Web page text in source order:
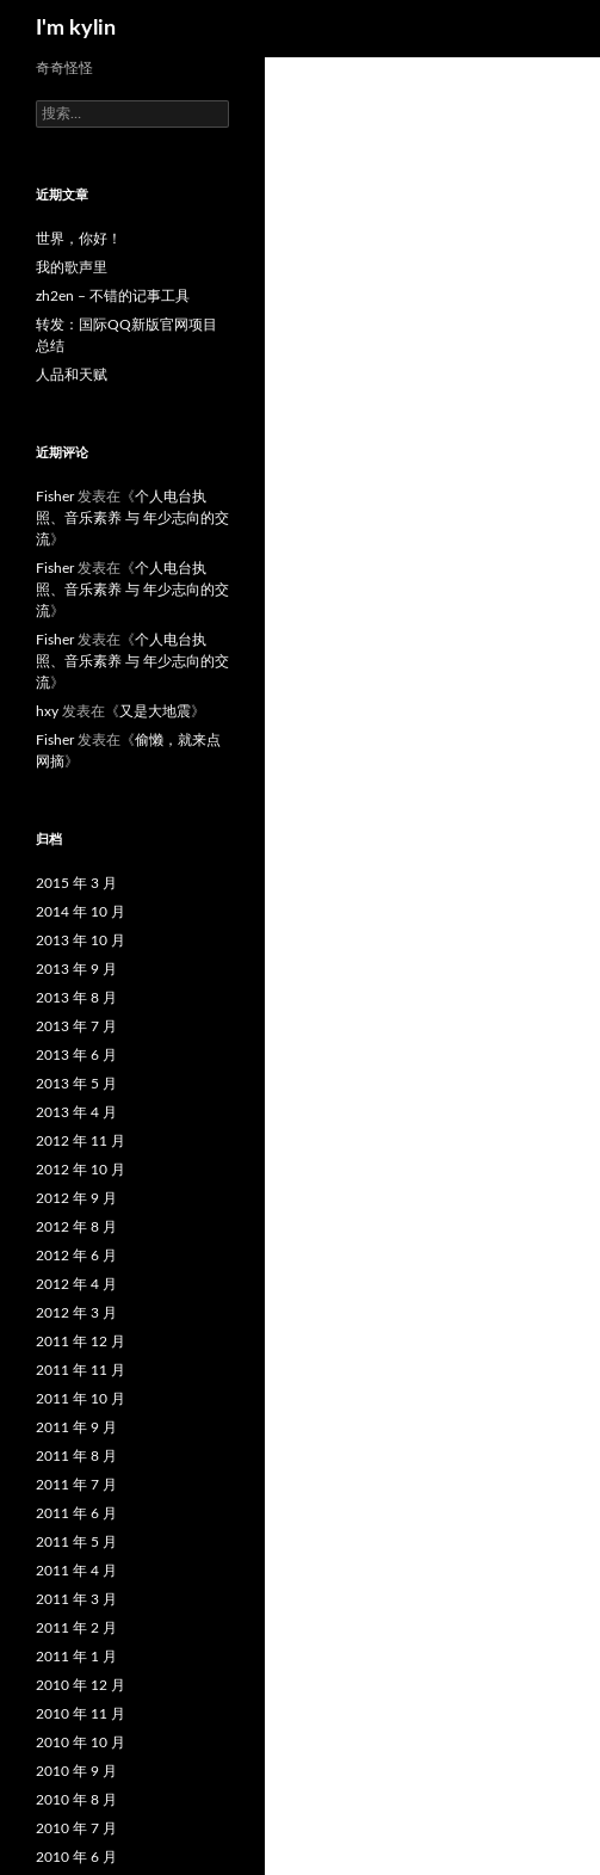
I'm kylin
奇奇怪怪
搜
索：
近期文章
世界，你好！
我的歌声里
zh2en – 不错的记事工具
转发：国际QQ新版官网项目
总结
人品和天赋
近期评论
Fisher发表在《个人电台执
照、音乐素养 与 年少志向的交
流》
Fisher发表在《个人电台执
照、音乐素养 与 年少志向的交
流》
Fisher发表在《个人电台执
照、音乐素养 与 年少志向的交
流》
hxy 发表在《又是大地震》
Fisher发表在《偷懒，就来点
网摘》
归档
2015 年 3 月
2014 年 10 月
2013 年 10 月
2013 年 9 月
2013 年 8 月
2013 年 7 月
2013 年 6 月
2013 年 5 月
2013 年 4 月
2012 年 11 月
2012 年 10 月
2012 年 9 月
2012 年 8 月
2012 年 6 月
2012 年 4 月
2012 年 3 月
2011 年 12 月
2011 年 11 月
2011 年 10 月
2011 年 9 月
2011 年 8 月
2011 年 7 月
2011 年 6 月
2011 年 5 月
2011 年 4 月
2011 年 3 月
2011 年 2 月
2011 年 1 月
2010 年 12 月
2010 年 11 月
2010 年 10 月
2010 年 9 月
2010 年 8 月
2010 年 7 月
2010 年 6 月